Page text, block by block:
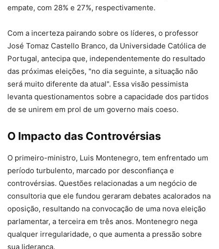
empate, com 28% e 27%, respectivamente.
Com a incerteza pairando sobre os líderes, o professor
José Tomaz Castello Branco, da Universidade Católica de
Portugal, antecipa que, independentemente do resultado
das próximas eleições, "no dia seguinte, a situação não
será muito diferente da atual". Essa visão pessimista
levanta questionamentos sobre a capacidade dos partidos
de se unirem em prol de um governo mais coeso.
O Impacto das Controvérsias
O primeiro-ministro, Luis Montenegro, tem enfrentado um
período turbulento, marcado por desconfiança e
controvérsias. Questões relacionadas a um negócio de
consultoria que ele fundou geraram debates acalorados na
oposição, resultando na convocação de uma nova eleição
parlamentar, a terceira em três anos. Montenegro nega
qualquer irregularidade, o que aumenta a pressão sobre
sua liderança.